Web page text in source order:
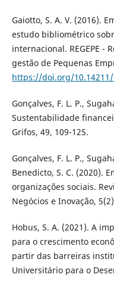
Gaiotto, S. A. V. (2016).
estudo bibliométrico
internacional. REGEPE -
gestão de Pequenas
https://doi.org/
Gonçalves, F. L. P.,
Sustentabilidade
Grifos, 49, 109-125.
Gonçalves, F. L. P.,
Benedicto, S. C. (2020).
organizações sociais.
Negócios e Inovação,
Hobus, S. A. (2021). A
para o crescimento
partir das barreiras
Universitário para o